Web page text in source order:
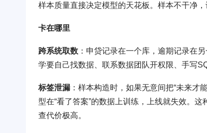
样本质量直接决定模型的天花板。样本不干净，
卡在哪里
跨系统取数 ：申贷记录在一个库，逾期记录在
学要自己找数据、联系数据团队开权限、手写
标签泄漏 ：样本构造时，如果无意间把“未来
型在“看了答案”的数据上训练，上线就失效。
查代价极高。